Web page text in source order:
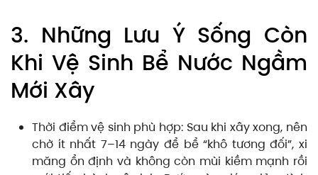
3. Những Lưu Ý Sống Còn
Khi Vệ Sinh Bể Nước Ngầm
Mới Xây
Thời điểm vệ sinh phù hợp: Sau khi xây xong, nên
chờ ít nhất 7–14 ngày để bể “khô tương đối”, xi
măng ổn định và không còn mùi kiềm mạnh rồi